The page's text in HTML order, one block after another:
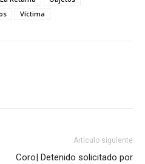
Víctima
Artículo siguiente
Coro| Detenido solicitado por